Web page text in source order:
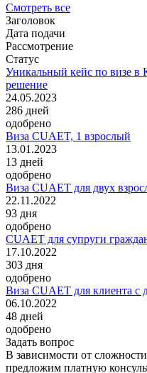
Смотреть все
Заголовок
Дата подачи
Рассмотрение
Статус
Уникальный кейс по визе в
решение
24.05.2023
286 дней
одобрено
Виза CUAET, 1 взрослый
13.01.2023
13 дней
одобрено
Виза CUAET для двух
22.11.2022
93 дня
одобрено
CUAET для супруги
17.10.2022
303 дня
одобрено
Виза CUAET для клиента с
06.10.2022
48 дней
одобрено
Задать вопрос
В зависимости от
предложим платную